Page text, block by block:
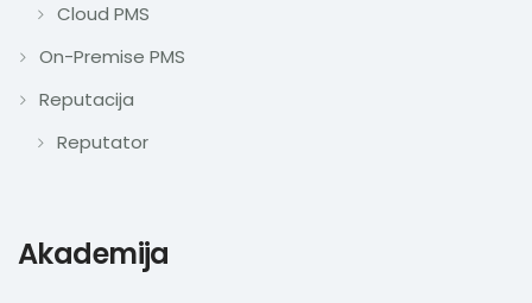
Cloud PMS
On-Premise PMS
Reputacija
Reputator
Akademija